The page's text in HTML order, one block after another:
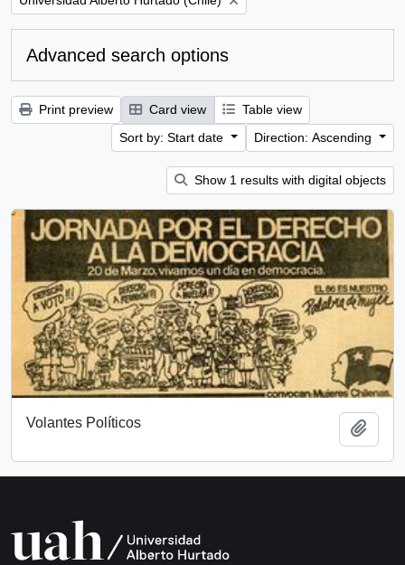
Advanced search options
Print preview Card view
Table view
Sort by: Start date
Direction: Ascending
Show 1 results with digital objects
Volantes Políticos